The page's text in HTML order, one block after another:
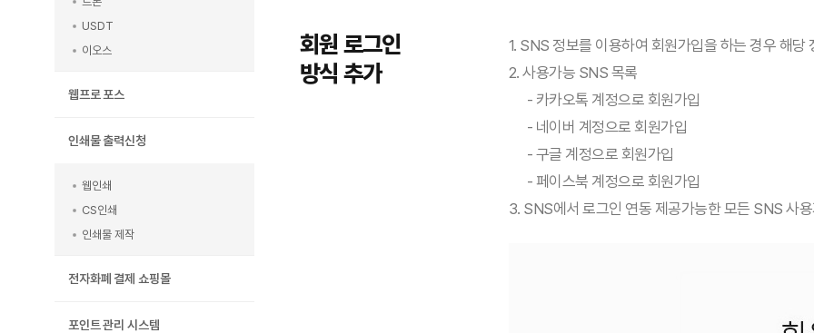
USDT
이오스
웹프로 포스
인쇄물 출력신청
웹인쇄
CS인쇄
인쇄물 제작
전자화폐 결제 쇼핑몰
포인트 관리 시스템
회원 로그인
방식 추가
1. SNS 정보를 이용하여 회원가입을 하는 경우 해당
2. 사용가능 SNS 목록
- 카카오톡 계정으로 회원가입
- 네이버 계정으로 회원가입
- 구글 계정으로 회원가입
- 페이스북 계정으로 회원가입
3. SNS에서 로그인 연동 제공가능한 모든 SNS 사